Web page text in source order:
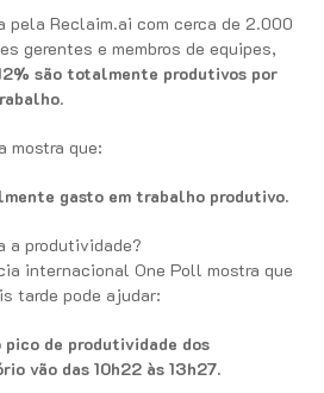
pela Reclaim.ai com cerca de 2.000
gerentes e membros de equipes,
são totalmente produtivos por
.
mostra que:
gasto em trabalho produtivo.
a produtividade?
internacional One Poll mostra que
tarde pode ajudar:
pico de produtividade dos
vão das 10h22 às 13h27.